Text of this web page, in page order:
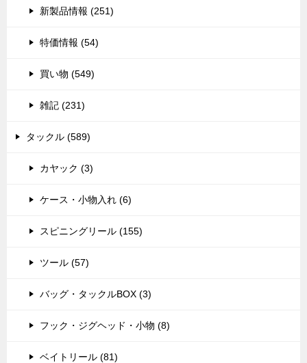
新製品情報 (251)
特価情報 (54)
買い物 (549)
雑記 (231)
タックル (589)
カヤック (3)
ケース・小物入れ (6)
スピニングリール (155)
ツール (57)
バッグ・タックルBOX (3)
フック・ジグヘッド・小物 (8)
ベイトリール (81)